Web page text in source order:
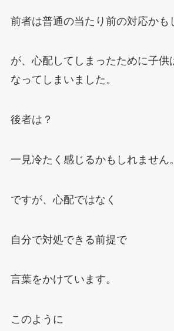
前者は普通の当たり前の対応かも
が、心配してしまったために子供
なってしまいました。
後者は？
一見冷たく感じるかもしれません。
ですが、心配ではなく
自分で対処できる前提で
言葉をかけています。
このように